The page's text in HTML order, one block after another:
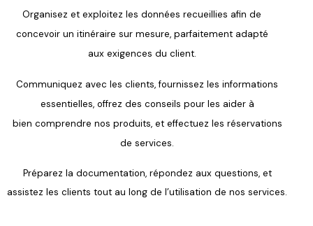
Organisez et exploitez les données recueillies afin de
concevoir un itinéraire sur mesure, parfaitement adapté
aux exigences du client.
Communiquez avec les clients,fournissez les informations
essentielles, offrez des conseils pour les aider à
bien comprendre nos produits, et effectuez les réservations
de services.
Préparez la documentation, répondez aux questions, et
assistez les clients tout au long de l’utilisation de nos services.